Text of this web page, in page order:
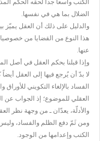
الكتب واسعاً جداً لحقه الحكم
الضلال بما هي في نفسها.
والدليل على ذلك أن العقل يميّز
هذا النوع من القضايا من
عنها.
وإذا قبلنا بحكم العقل في أصل
لا بدّ أن يُرجع فيها إلى العقل
الفساد بالإلغاء التكويني
العقلي للموضوع؛ إذ الجواب عن
والأدلّة، يعدّان ـ من وجهة نظر
ومن ثَمّ دفع الظلم والفساد،
الكتب وإعدامها من الوجود.